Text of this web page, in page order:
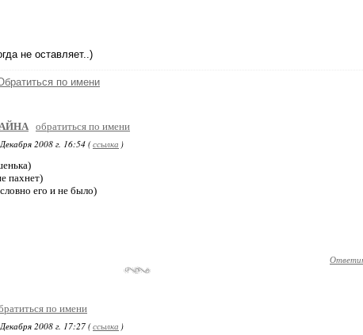
не оставляет..)
по имени
обратиться по имени
2008 г. 16:54 (ссылка )
пахнет)
его и не было)
по имени
2008 г. 17:27 (ссылка )